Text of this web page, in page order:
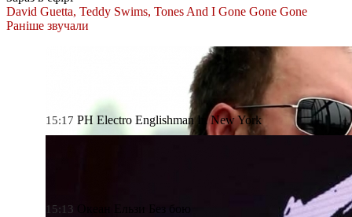
David Guetta, Teddy Swims, Tones And I Gone Gone Gone
Раніше звучали
15:17 PH Electro Englishman In New York
15:13